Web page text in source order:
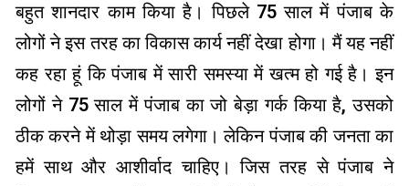
बहुत शानदार काम किया है। पिछले 75 साल में पंजाब के
लोगों ने इस तरह का विकास कार्य नहीं देखा होगा। मैं यह नहीं
कह रहा हूं कि पंजाब में सारी समस्या में खत्म हो गई है। इन
लोगों ने 75 साल में पंजाब का जो बेड़ा गर्क किया है, उसको
ठीक करने में थोड़ा समय लगेगा। लेकिन पंजाब की जनता का
हमें साथ और आशीर्वाद चाहिए। जिस तरह से पंजाब ने